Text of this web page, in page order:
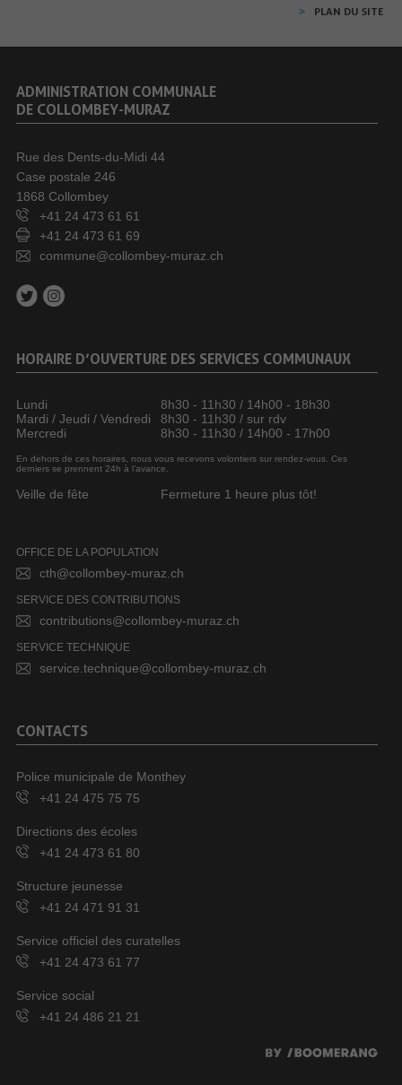
PLAN DU SITE
ADMINISTRATION COMMUNALE
DE COLLOMBEY-MURAZ
Rue des Dents-du-Midi 44
Case postale 246
1868 Collombey
+41 24 473 61 61
+41 24 473 61 69
commune@collombey-muraz.ch
HORAIRE D’OUVERTURE DES SERVICES COMMUNAUX
Lundi
8h30 - 11h30 / 14h00 - 18h30
Mardi / Jeudi / Vendredi
8h30 - 11h30 / sur rdv
Mercredi
8h30 - 11h30 / 14h00 - 17h00
En dehors de ces horaires, nous vous recevons volontiers sur rendez-vous. Ces
derniers se prennent 24h à l’avance.
Veille de fête Fermeture 1 heure plus tôt!
OFFICE DE LA POPULATION
cth@collombey-muraz.ch
SERVICE DES CONTRIBUTIONS
contributions@collombey-muraz.ch
SERVICE TECHNIQUE
service.technique@collombey-muraz.ch
CONTACTS
Police municipale de Monthey
+41 24 475 75 75
Directions des écoles
+41 24 473 61 80
Structure jeunesse
+41 24 471 91 31
Service officiel des curatelles
+41 24 473 61 77
Service social
+41 24 486 21 21